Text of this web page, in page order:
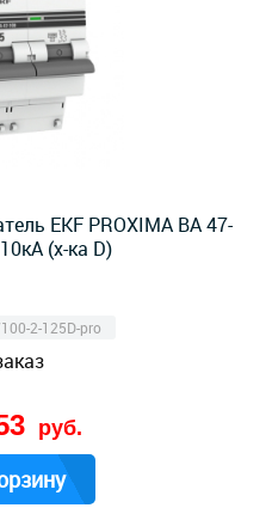
EKF PROXIMA ВА 47-
(х-ка D)
2-125D-pro
руб.